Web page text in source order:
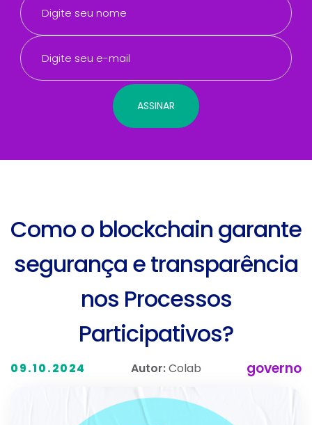
Como o blockchain garante
segurança e transparência
nos Processos
Participativos?
09.10.2024 Autor:Colab governo